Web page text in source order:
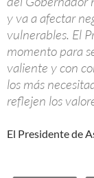
y va a afectar
vulnerables. El
momento para
valiente y con
los más
reflejen los
El Presidente de